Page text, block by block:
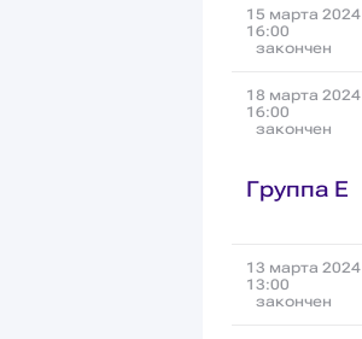
15 марта 2024
16:00
закончен
18 марта 2024
16:00
закончен
Группа E
13 марта 2024
13:00
закончен